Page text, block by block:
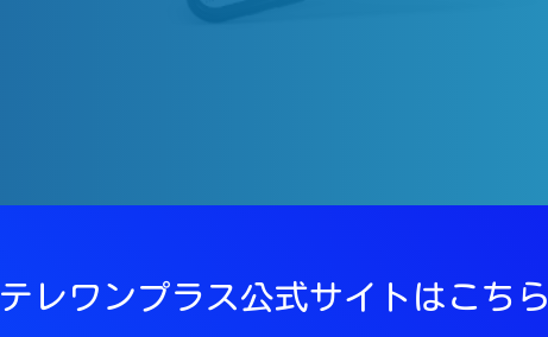
テレワンプラス公式サイトはこちら